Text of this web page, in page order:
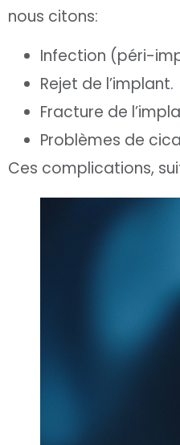
nous citons:
Infection (péri-
Rejet de l’implant.
Fracture de
Problèmes de
Ces complications,